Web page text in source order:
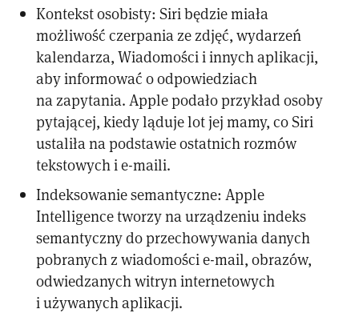
Kontekst osobisty: Siri będzie miała
możliwość czerpania ze zdjęć, wydarzeń
kalendarza, Wiadomości i innych aplikacji,
aby informować o odpowiedziach
na zapytania. Apple podało przykład osoby
pytającej, kiedy ląduje lot jej mamy, co Siri
ustaliła na podstawie ostatnich rozmów
tekstowych i e-maili.
Indeksowanie semantyczne: Apple
Intelligence tworzy na urządzeniu indeks
semantyczny do przechowywania danych
pobranych z wiadomości e-mail, obrazów,
odwiedzanych witryn internetowych
i używanych aplikacji.